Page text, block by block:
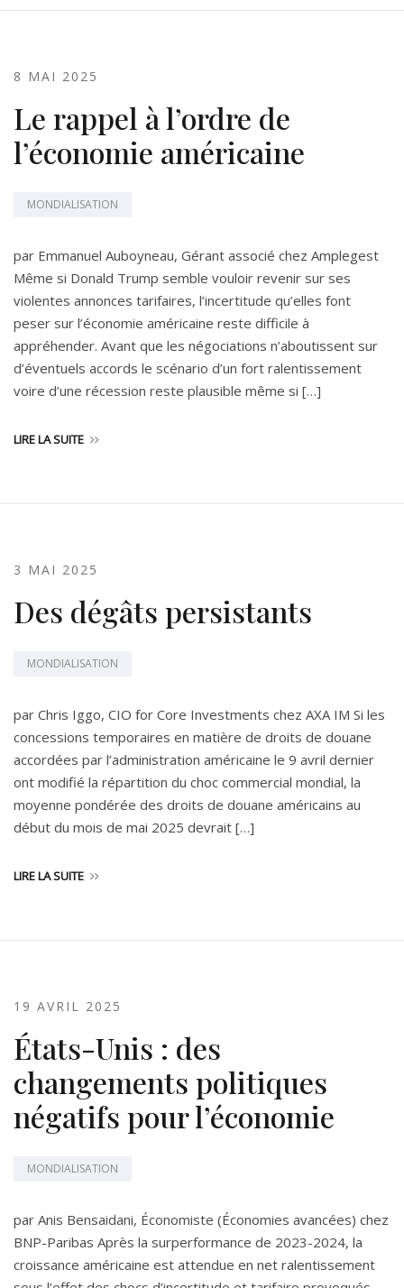
8 MAI 2025
Le rappel à l’ordre de
l’économie américaine
MONDIALISATION
par Emmanuel Auboyneau, Gérant associé chez Amplegest
Même si Donald Trump semble vouloir revenir sur ses
violentes annonces tarifaires, l’incertitude qu’elles font
peser sur l’économie américaine reste difficile à
appréhender. Avant que les négociations n’aboutissent sur
d’éventuels accords le scénario d’un fort ralentissement
voire d’une récession reste plausible même si […]
LIRE LA SUITE
3 MAI 2025
Des dégâts persistants
MONDIALISATION
par Chris Iggo, CIO for Core Investments chez AXA IM Si les
concessions temporaires en matière de droits de douane
accordées par l’administration américaine le 9 avril dernier
ont modifié la répartition du choc commercial mondial, la
moyenne pondérée des droits de douane américains au
début du mois de mai 2025 devrait […]
LIRE LA SUITE
19 AVRIL 2025
États-Unis : des
changements politiques
négatifs pour l’économie
MONDIALISATION
par Anis Bensaidani, Économiste (Économies avancées) chez
BNP-Paribas Après la surperformance de 2023-2024, la
croissance américaine est attendue en net ralentissement